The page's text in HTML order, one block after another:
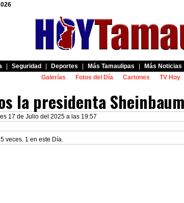
Seguridad Deportes Más Tamaulipas Más Noticias
Galerías
Fotos del Día Cartones TV Hoy
la presidenta Sheinbaum
17 de Julio del 2025 a las 19:57
veces. 1 en este Día.